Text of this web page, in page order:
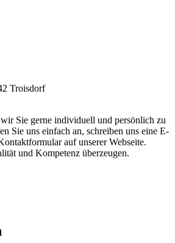
Troisdorf
Sie gerne individuell und persönlich zu
Sie uns einfach an, schreiben uns eine E-
auf unserer Webseite.
und Kompetenz überzeugen.